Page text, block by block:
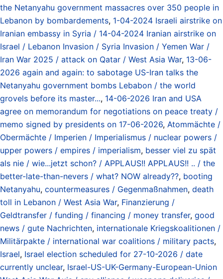
the Netanyahu government massacres over 350 people in
Lebanon by bombardements, 1-04-2024 Israeli airstrike on
Iranian embassy in Syria / 14-04-2024 Iranian airstrike on
Israel / Lebanon Invasion / Syria Invasion / Yemen War /
Iran War 2025 / attack on Qatar / West Asia War, 13-06-
2026 again and again: to sabotage US-Iran talks the
Netanyahu government bombs Lebabon / the world
grovels before its master..., 14-06-2026 Iran and USA
agree on memorandum for negotiations on peace treaty /
memo signed by presidents on 17-06-2026, Atommächte /
Obermächte / Imperien / Imperialismus / nuclear powers /
upper powers / empires / imperialism, besser viel zu spät
als nie / wie...jetzt schon? / APPLAUS!! APPLAUS!! .. / the
better-late-than-nevers / what? NOW already??, booting
Netanyahu, countermeasures / Gegenmaßnahmen, death
toll in Lebanon / West Asia War, Finanzierung /
Geldtransfer / funding / financing / money transfer, good
news / gute Nachrichten, internationale Kriegskoalitionen /
Militärpakte / international war coalitions / military pacts,
Israel, Israel election scheduled for 27-10-2026 / date
currently unclear, Israel-US-UK-Germany-European-Union